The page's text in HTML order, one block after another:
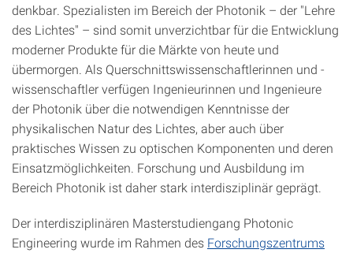
denkbar. Spezialisten im Bereich der Photonik – der "Lehre
des Lichtes" – sind somit unverzichtbar für die Entwicklung
moderner Produkte für die Märkte von heute und
übermorgen. Als Querschnittswissenschaftlerinnen und -
wissenschaftler verfügen Ingenieurinnen und Ingenieure
der Photonik über die notwendigen Kenntnisse der
physikalischen Natur des Lichtes, aber auch über
praktisches Wissen zu optischen Komponenten und deren
Einsatzmöglichkeiten. Forschung und Ausbildung im
Bereich Photonik ist daher stark interdisziplinär geprägt.
Der interdisziplinären Masterstudiengang Photonic
Engineering wurde im Rahmen des Forschungszentrums